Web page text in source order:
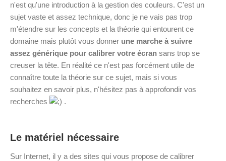
n'est qu'une introduction à la gestion des couleurs. C'est un
sujet vaste et assez technique, donc je ne vais pas trop
m'étendre sur les concepts et la théorie qui entourent ce
domaine mais plutôt vous donner une marche à suivre
assez générique pour calibrer votre écran sans trop se
creuser la tête. En réalité ce n'est pas forcément utile de
connaître toute la théorie sur ce sujet, mais si vous
souhaitez en savoir plus, n'hésitez pas à approfondir vos
recherches
.
Le matériel nécessaire
Sur Internet, il y a des sites qui vous propose de calibrer